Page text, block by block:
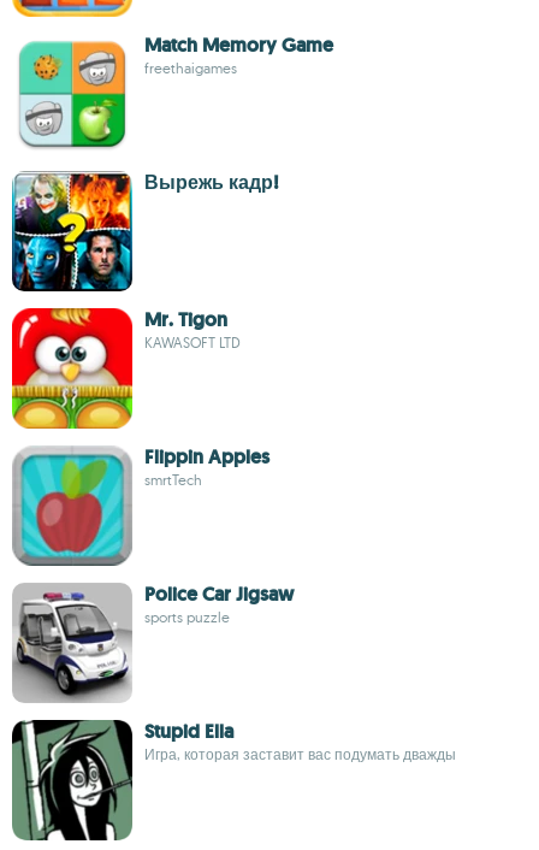
Match Memory Game
freethaigames
Вырежь кадр!
Mr. Tigon
KAWASOFT LTD
Flippin Apples
smrtTech
Police Car Jigsaw
sports puzzle
Stupid Ella
Игра, которая заставит вас подумать дважды